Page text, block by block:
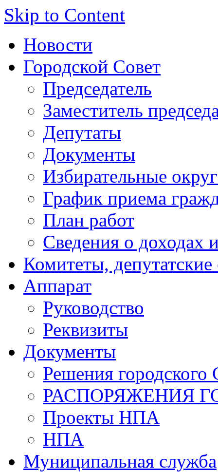
Skip to Content
Новости
Городской Совет
Председатель
Заместитель
Депутаты
Документы
Избирательные
График приема
План работ
Сведения о доходах
Комитеты,
Аппарат
Руководство
Реквизиты
Документы
Решения городского
РАСПОРЯЖЕНИЯ
Проекты НПА
НПА
Муниципальная служба